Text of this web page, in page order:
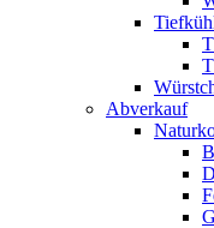
Abverkauf